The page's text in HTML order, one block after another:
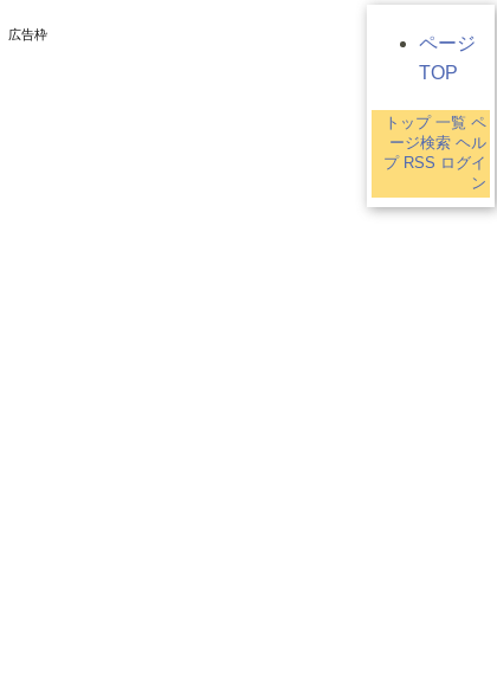
広告枠
ページ
TOP
トップ 一覧 ペ
ージ検索 ヘル
プ RSS ログイ
ン